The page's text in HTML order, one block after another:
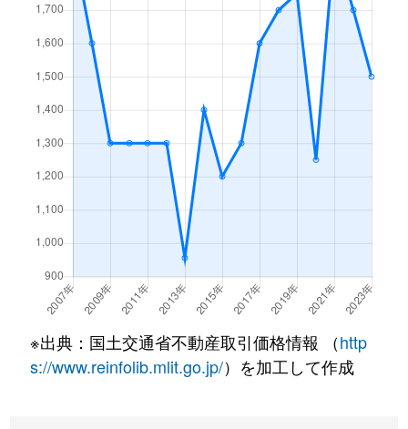
※出典：国土交通省不動産取引価格情報 （http
s://www.reinfolib.mlit.go.jp/）を加工して作成